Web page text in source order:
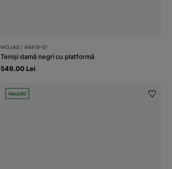
WOJAS / 46419-61
Teniși damă negri cu platformă
549.00 Lei
Noutăți